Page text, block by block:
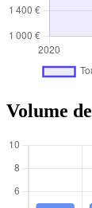
Volume